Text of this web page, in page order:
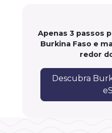
Apenas 3 passos
Burkina Faso e
redor
Descubra